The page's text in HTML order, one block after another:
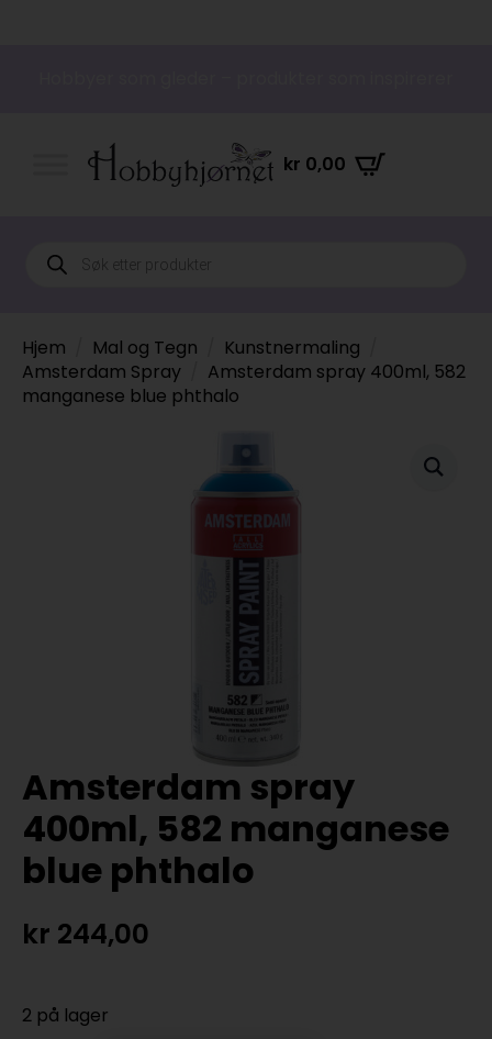
kr 0,00
Products
search
Hjem Mal og Tegn
Kunstnermaling
Amsterdam Spray
Amsterdam spray 400ml, 582
manganese blue phthalo
Amsterdam spray
400ml, 582 manganese
blue phthalo
kr 244,00
2 på lager